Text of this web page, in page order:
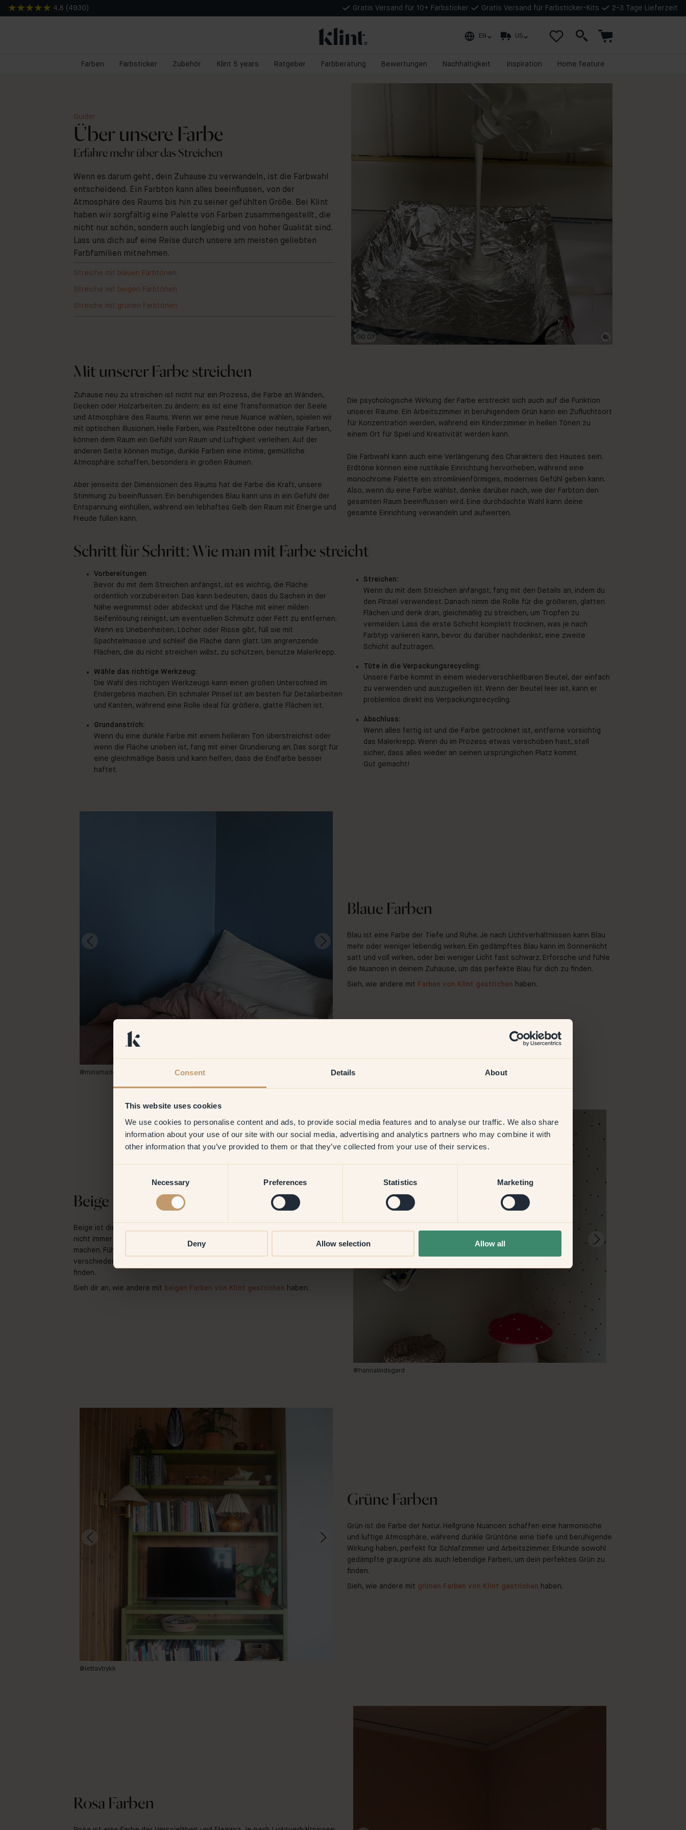
Consent Details About
This website uses cookies
We use cookies to personalise content and ads, to provide social media features and to analyse our traffic. We also share
information about your use of our site with our social media, advertising and analytics partners who may combine it with
other information that you’ve provided to them or that they’ve collected from your use of their services.
Necessary Preferences Statistics Marketing
Deny Allow selection Allow all
4.8 ( 4930 ) Gratis Versand für 10+ Farbsticker Gratis Versand für Farbsticker-Kits 2-3 Tage Lieferzeit
EN US
Farben Farbsticker Zubehör Klint 5 years Ratgeber Farbberatung Bewertungen Nachhaltigkeit Inspiration Home feature
Guider
Über unsere Farbe
Erfahre mehr über das Streichen
Wenn es darum geht, dein Zuhause zu verwandeln, ist die Farbwahl
entscheidend. Ein Farbton kann alles beeinflussen, von der
Atmosphäre des Raums bis hin zu seiner gefühlten Größe. Bei Klint
haben wir sorgfältig eine Palette von Farben zusammengestellt, die
nicht nur schön, sondern auch langlebig und von hoher Qualität sind.
Lass uns dich auf eine Reise durch unsere am meisten geliebten
Farbfamilien mitnehmen.
Streiche mit blauen Farbtönen
Streiche mit beigen Farbtönen
Streiche mit grünen Farbtönen
00:09
Mit unserer Farbe streichen
Zuhause neu zu streichen ist nicht nur ein Prozess, die Farbe an Wänden,
Decken oder Holzarbeiten zu ändern; es ist eine Transformation der Seele
und Atmosphäre des Raums. Wenn wir eine neue Nuance wählen, spielen wir
mit optischen Illusionen. Helle Farben, wie Pastelltöne oder neutrale Farben,
können dem Raum ein Gefühl von Raum und Luftigkeit verleihen. Auf der
anderen Seite können mutige, dunkle Farben eine intime, gemütliche
Atmosphäre schaffen, besonders in großen Räumen.
Aber jenseits der Dimensionen des Raums hat die Farbe die Kraft, unsere
Stimmung zu beeinflussen. Ein beruhigendes Blau kann uns in ein Gefühl der
Entspannung einhüllen, während ein lebhaftes Gelb den Raum mit Energie und
Freude füllen kann.
Die psychologische Wirkung der Farbe erstreckt sich auch auf die Funktion
unserer Räume. Ein Arbeitszimmer in beruhigendem Grün kann ein Zufluchtsort
für Konzentration werden, während ein Kinderzimmer in hellen Tönen zu
einem Ort für Spiel und Kreativität werden kann.
Die Farbwahl kann auch eine Verlängerung des Charakters des Hauses sein.
Erdtöne können eine rustikale Einrichtung hervorheben, während eine
monochrome Palette ein stromlinienförmiges, modernes Gefühl geben kann.
Also, wenn du eine Farbe wählst, denke darüber nach, wie der Farbton den
gesamten Raum beeinflussen wird. Eine durchdachte Wahl kann deine
gesamte Einrichtung verwandeln und aufwerten.
Schritt für Schritt: Wie man mit Farbe streicht
Vorbereitungen
Bevor du mit dem Streichen anfängst, ist es wichtig, die Fläche
ordentlich vorzubereiten. Das kann bedeuten, dass du Sachen in der
Nähe wegnimmst oder abdeckst und die Fläche mit einer milden
Seifenlösung reinigst, um eventuellen Schmutz oder Fett zu entfernen.
Wenn es Unebenheiten, Löcher oder Risse gibt, füll sie mit
Spachtelmasse und schleif die Fläche dann glatt. Um angrenzende
Flächen, die du nicht streichen willst, zu schützen, benutze Malerkrepp.
Wähle das richtige Werkzeug:
Die Wahl des richtigen Werkzeugs kann einen großen Unterschied im
Endergebnis machen. Ein schmaler Pinsel ist am besten für Detailarbeiten
und Kanten, während eine Rolle ideal für größere, glatte Flächen ist.
Grundanstrich:
Wenn du eine dunkle Farbe mit einem helleren Ton überstreichst oder
wenn die Fläche uneben ist, fang mit einer Grundierung an. Das sorgt für
eine gleichmäßige Basis und kann helfen, dass die Endfarbe besser
haftet.
Streichen:
Wenn du mit dem Streichen anfängst, fang mit den Details an, indem du
den Pinsel verwendest. Danach nimm die Rolle für die größeren, glatten
Flächen und denk dran, gleichmäßig zu streichen, um Tropfen zu
vermeiden. Lass die erste Schicht komplett trocknen, was je nach
Farbtyp variieren kann, bevor du darüber nachdenkst, eine zweite
Schicht aufzutragen.
Tüte in die Verpackungsrecycling:
Unsere Farbe kommt in einem wiederverschließbaren Beutel, der einfach
zu verwenden und auszugießen ist. Wenn der Beutel leer ist, kann er
problemlos direkt ins Verpackungsrecycling.
Abschluss:
Wenn alles fertig ist und die Farbe getrocknet ist, entferne vorsichtig
das Malerkrepp. Wenn du im Prozess etwas verschoben hast, stell
sicher, dass alles wieder an seinen ursprünglichen Platz kommt.
Gut gemacht!
@miriamadolfsson @marjanovicm
Blaue Farben
Blau ist eine Farbe der Tiefe und Ruhe. Je nach Lichtverhältnissen kann Blau
mehr oder weniger lebendig wirken. Ein gedämpftes Blau kann im Sonnenlicht
satt und voll wirken, oder bei weniger Licht fast schwarz. Erforsche und fühle
die Nuancen in deinem Zuhause, um das perfekte Blau für dich zu finden.
Sieh, wie andere mit Farben von Klint gestrichen haben.
Beige Farben
Beige ist die Farbe der Zeitlosigkeit. Den perfekten Beige-Ton zu finden, ist
nicht immer einfach; kleine Farbnuancen können oft einen großen Unterschied
machen. Fühle die Farbe in verschiedenen Lichtverhältnissen und zu
verschiedenen Tageszeiten, um den perfekten Beigeton für dein Zuhause zu
finden.
Sieh dir an, wie andere mit beigen Farben von Klint gestrichen haben.
@hannalindsgard
@lettavtrykk
Grüne Farben
Grün ist die Farbe der Natur. Hellgrüne Nuancen schaffen eine harmonische
und luftige Atmosphäre, während dunkle Grüntöne eine tiefe und beruhigende
Wirkung haben, perfekt für Schlafzimmer und Arbeitszimmer. Erkunde sowohl
gedämpfte graugrüne als auch lebendige Farben, um dein perfektes Grün zu
finden.
Sieh, wie andere mit grünen Farben von Klint gestrichen haben.
Rosa Farben